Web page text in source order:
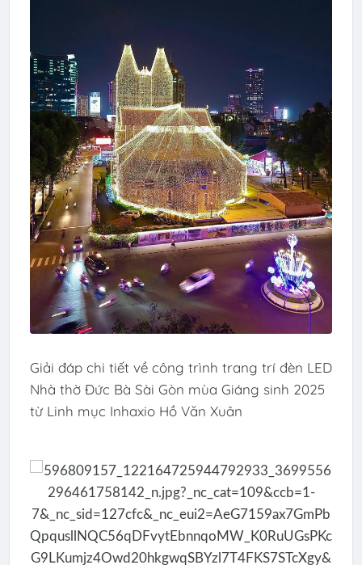
Giải đáp chi tiết về công trình trang trí đèn LED
Nhà thờ Đức Bà Sài Gòn mùa Giáng sinh 2025
từ Linh mục Inhaxio Hồ Văn Xuân